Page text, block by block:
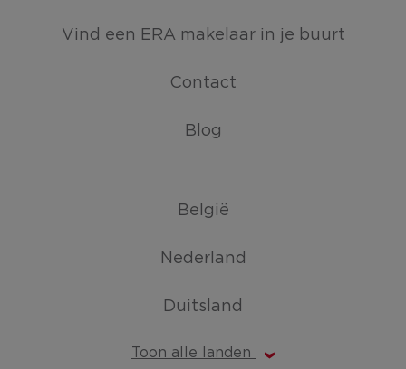
Vind een ERA makelaar in je buurt
Contact
Blog
België
Nederland
Duitsland
Toon alle landen